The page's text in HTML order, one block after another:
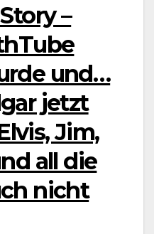
–
und…
jetzt
Jim,
all die
nicht